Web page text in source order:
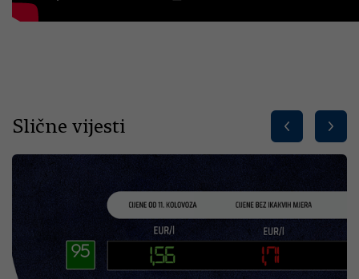
Slične vijesti